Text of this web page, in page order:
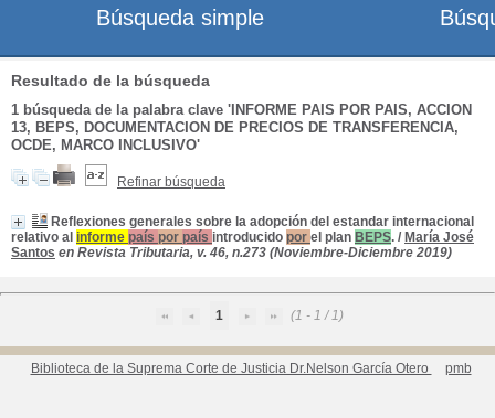
Resultado de la búsqueda
1 búsqueda de la palabra clave 'INFORME PAIS POR PAIS, ACCION
13, BEPS, DOCUMENTACION DE PRECIOS DE TRANSFERENCIA,
OCDE, MARCO INCLUSIVO'
Refinar búsqueda
Reflexiones generales sobre la adopción del estandar internacional
relativo al informe país por país introducido por el plan BEPS. / María José
Santos en Revista Tributaria, v. 46, n.273 (Noviembre-Diciembre 2019)
1 (1 - 1 / 1)
Biblioteca de la Suprema Corte de Justicia Dr.Nelson García Otero pmb
Búsqueda simple